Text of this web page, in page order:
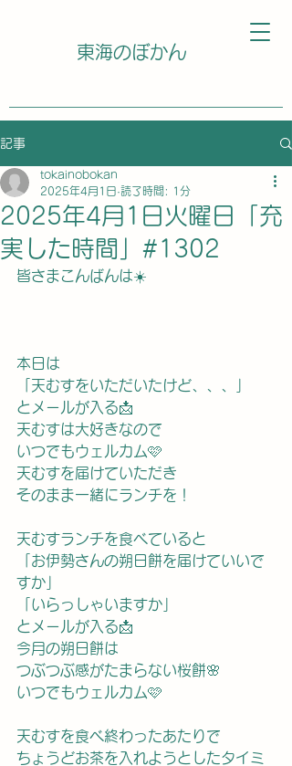
東海のぼかん
記事
2025年4月1日火曜日「充
実した時間」#1302
tokainobokan
2025年4月1日 読了時間: 1分
皆さまこんばんは☀️
本日は
「天むすをいただいたけど、、、」
とメールが入る📩
天むすは大好きなので
いつでもウェルカム🩷
天むすを届けていただき
そのまま一緒にランチを！
天むすランチを食べていると
「お伊勢さんの朔日餅を届けていいで
すか」
「いらっしゃいますか」
とメールが入る📩
今月の朔日餅は
つぶつぶ感がたまらない桜餅🌸
いつでもウェルカム🩷
天むすを食べ終わったあたりで
ちょうどお茶を入れようとしたタイミ